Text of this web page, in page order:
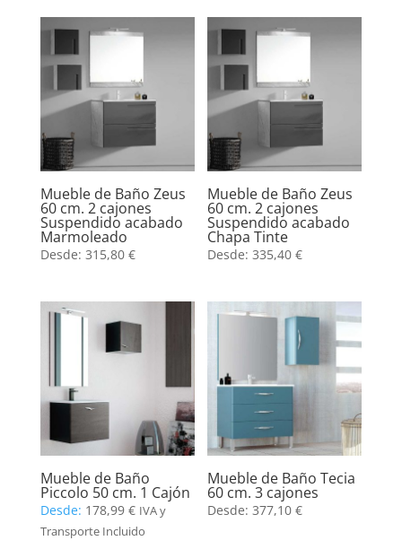
Mueble de Baño Zeus
60 cm. 2 cajones
Suspendido acabado
Marmoleado
Desde: 315,80 €
Mueble de Baño Zeus
60 cm. 2 cajones
Suspendido acabado
Chapa Tinte
Desde:335,40€
Mueble de Baño
Piccolo 50 cm. 1 Cajón
Desde: 178,99 € IVA y
Transporte Incluido
Mueble de Baño Tecia
60 cm. 3 cajones
Desde:377,10€